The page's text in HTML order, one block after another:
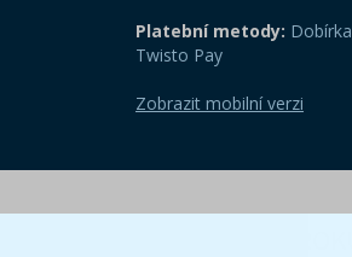
Platební metody: Dobírka
Twisto Pay
Zobrazit mobilní verzi